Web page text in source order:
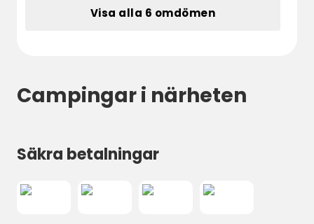
Visa alla 6 omdömen
Campingar i närheten
Säkra betalningar